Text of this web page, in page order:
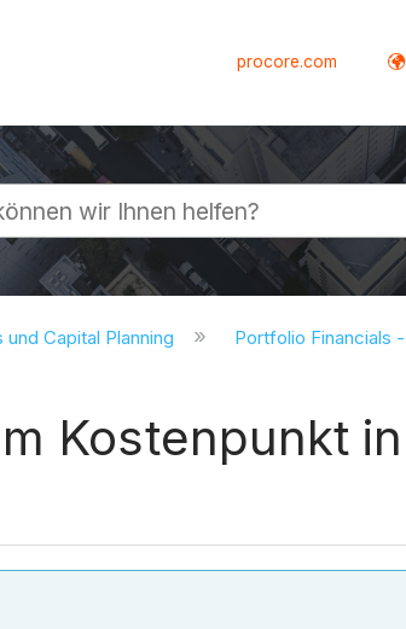
procore.com
Capital Planning Portfolio Financials
Kostenpunkt